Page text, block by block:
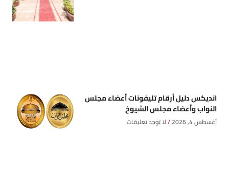
انديكس دليل أرقام تليفونات أعضاء مجلس
النواب وأعضاء مجلس الشيوخ
أغسطس 4, 2026 لا توجد تعليقات